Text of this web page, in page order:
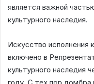
является важной
культурного наследия.
Искусство исполнения
включено в
культурного наследия